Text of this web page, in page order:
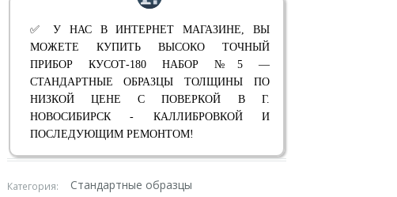
✅ У НАС В ИНТЕРНЕТ МАГАЗИНЕ, ВЫ
МОЖЕТЕ КУПИТЬ ВЫСОКО ТОЧНЫЙ
ПРИБОР КУСОТ-180 НАБОР №5 —
СТАНДАРТНЫЕ ОБРАЗЦЫ ТОЛЩИНЫ ПО
НИЗКОЙ ЦЕНЕ С ПОВЕРКОЙ В Г.
НОВОСИБИРСК - КАЛЛИБРОВКОЙ И
ПОСЛЕДУЮЩИМ РЕМОНТОМ!
Категория:
Стандартные образцы